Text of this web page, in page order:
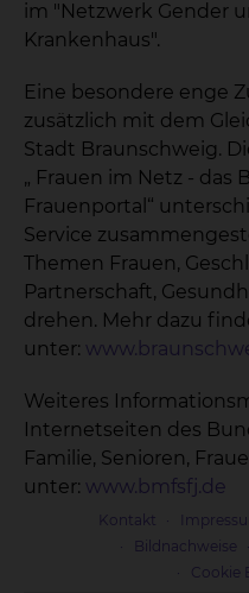
im "Netzwerk Gender
Krankenhaus".
Eine besondere enge
zusätzlich mit dem
Stadt Braunschweig.
„ Frauen im Netz - das
Frauenportal“
Service
Themen Frauen,
Partnerschaft,
drehen. Mehr dazu
unter:
Weiteres
Internetseiten des
Familie, Senioren,
unter: www.bmfsfj.de
Kontakt
Bildnachweise
Cookie